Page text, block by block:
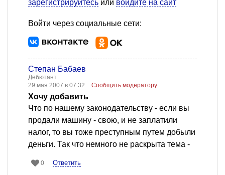
зарегистрируйтесь или войдите на сайт
Войти через социальные сети:
Степан Бабаев
Дебютант
29 мая 2007 в 07:32
Сообщить модератору
Хочу добавить
Что по нашему законодательству - если вы
продали машину - свою, и не заплатили
налог, то вы тоже преступным путем добыли
деньги. Так что немного не раскрыта тема -
0 Ответить